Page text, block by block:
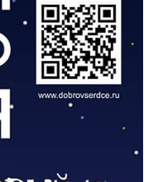
народов»